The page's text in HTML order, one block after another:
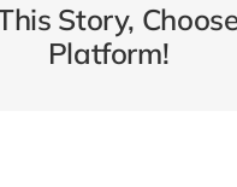
Story,
Platform!